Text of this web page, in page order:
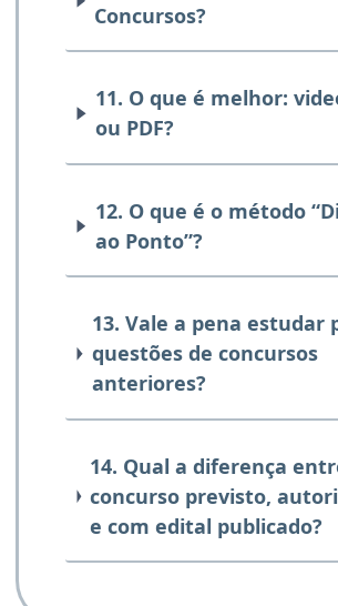
Concursos?
11. O que é melhor:
ou PDF?
12. O que é o método
ao Ponto”?
13. Vale a pena estudar
questões de concursos
anteriores?
14. Qual a diferença
concurso previsto,
e com edital publicado?